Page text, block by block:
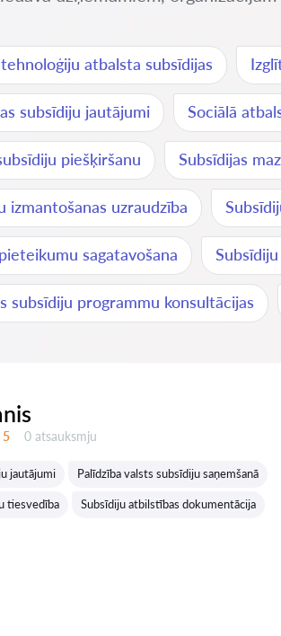
atbalsta subsīdijas
subsīdiju jautājumi Sociālā
piešķiršanu Subsīdijas
izmantošanas uzraudzība
sagatavošana
subsīdiju programmu konsultācijas
5 Atsauksmes:
0 atsauksmju
jautājumi Palīdzība valsts subsīdiju saņemšanā
tiesvedība Subsīdiju atbilstības dokumentācija